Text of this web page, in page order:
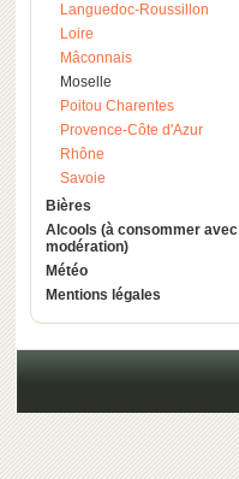
Languedoc-Roussillon
Loire
Mâconnais
Moselle
Poitou Charentes
Provence-Côte d'Azur
Rhône
Savoie
Bières
Alcools (à consommer avec
modération)
Météo
Mentions légales